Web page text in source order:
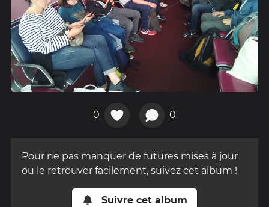
0 0
Pour ne pas manquer de futures mises à jour
ou le retrouver facilement, suivez cet album !
Suivre cet album